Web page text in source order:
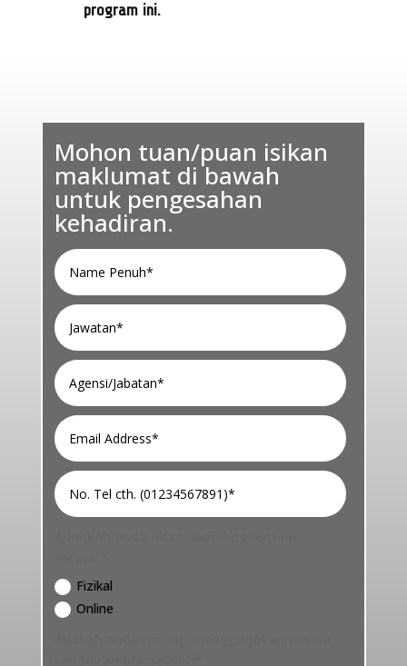
program ini.
Mohon tuan/puan isikan
maklumat di bawah
untuk pengesahan
kehadiran.
Fizikal
Online
Interested in become our partner? Email to us:
Thanks you, I’ll think about that later.